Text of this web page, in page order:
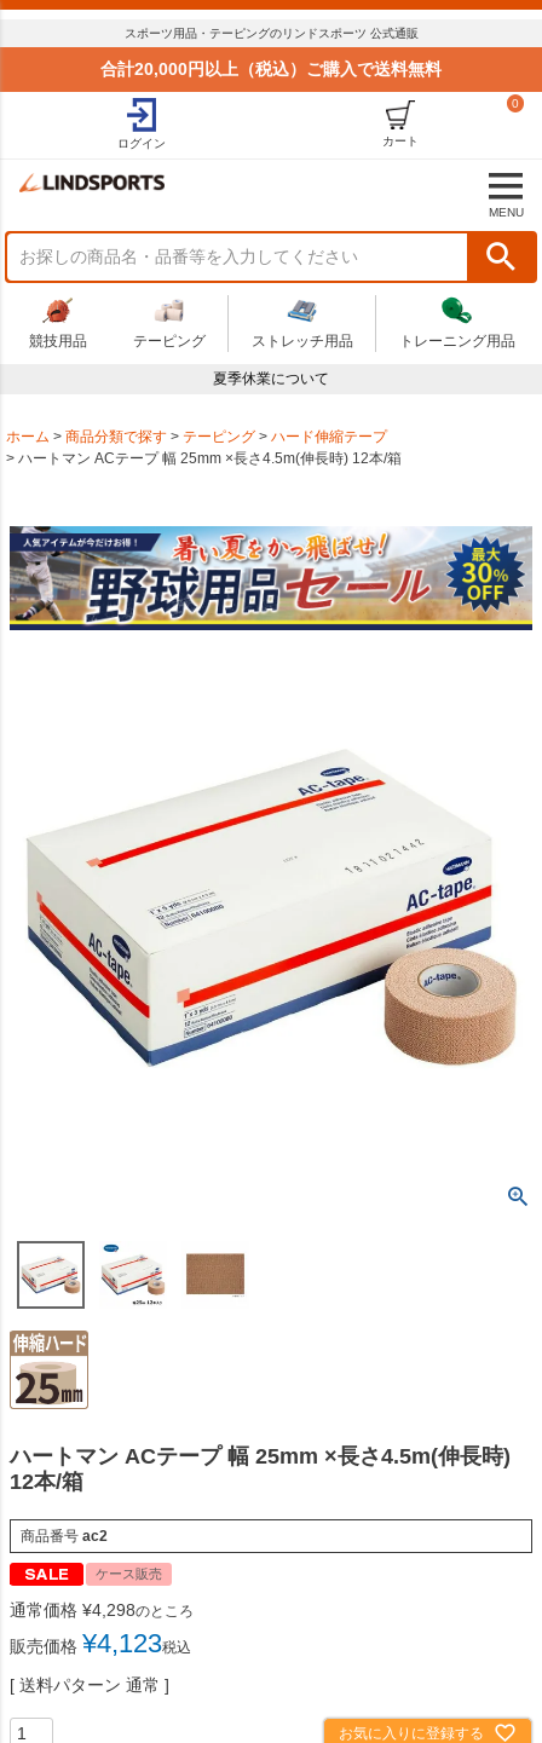
スポーツ用品・テーピングのリンドスポーツ 公式通販
合計20,000円以上（税込）ご購入で送料無料
ログイン
0
カート
MENU
競技用品 テーピング ストレッチ用品 トレーニング用品
夏季休業について
ホーム 商品分類で探す テーピング
ハード伸縮テープ
ハートマン ACテープ 幅 25mm ×長さ4.5m(伸長時) 12本/箱
ハートマン ACテープ 幅 25mm ×長さ4.5m(伸長時)
12本/箱
商品番号 ac2
ケース販売
通常価格 ¥4,298のところ
販売価格 ¥4,123税込
送料パターン 通常
お気に入りに登録する